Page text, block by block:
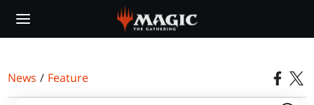
main
News / Feature